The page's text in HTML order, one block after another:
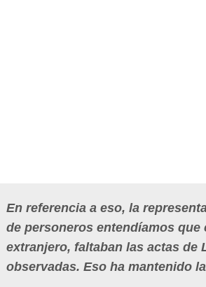
En referencia a eso, la
de personeros entendíamos
extranjero, faltaban las actas de
observadas. Eso ha mantenido